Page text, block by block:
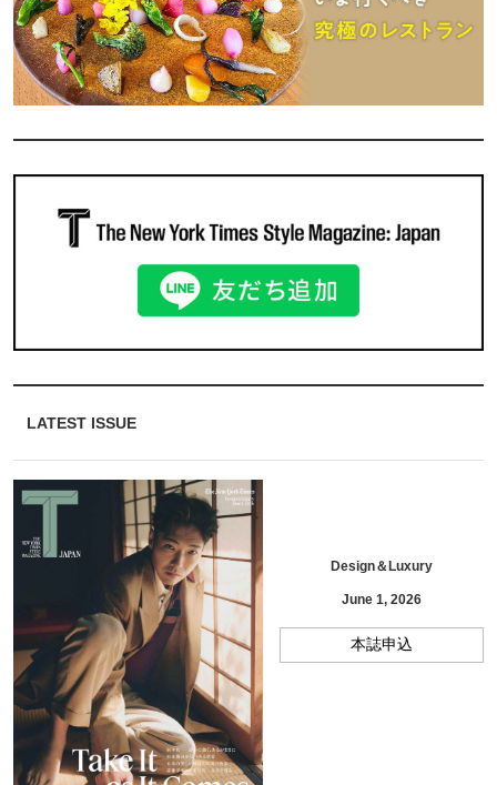
LATEST ISSUE
Design＆Luxury
June 1, 2026
本誌申込